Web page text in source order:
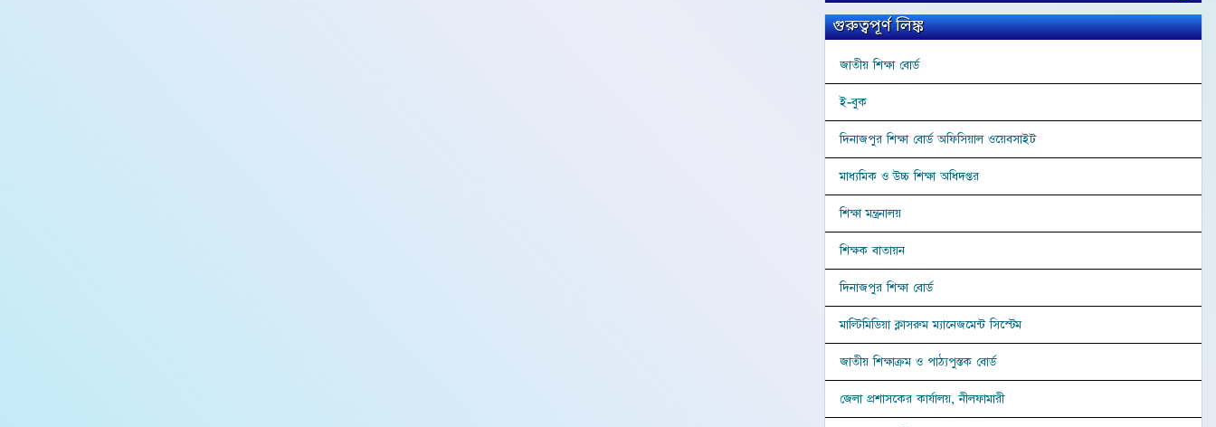
গুরুত্বপূর্ণ লিঙ্ক
জাতীয় শিক্ষা বোর্ড
ই-বুক
দিনাজপুর শিক্ষা বোর্ড অফিসিয়াল ওয়েবসাইট
মাধ্যমিক ও উচ্চ শিক্ষা অধিদপ্তর
শিক্ষা মন্ত্রনালয়
শিক্ষক বাতায়ন
দিনাজপুর শিক্ষা বোর্ড
মাল্টিমিডিয়া ক্লাসরুম ম্যানেজমেন্ট সিস্টেম
জাতীয় শিক্ষাক্রম ও পাঠ্যপুস্তক বোর্ড
জেলা প্রশাসকের কার্যালয়, নীলফামারী